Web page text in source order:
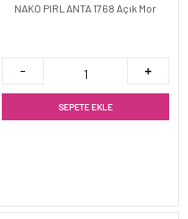
NAKO PIRLANTA 1768 Açık Mor
SEPETE EKLE